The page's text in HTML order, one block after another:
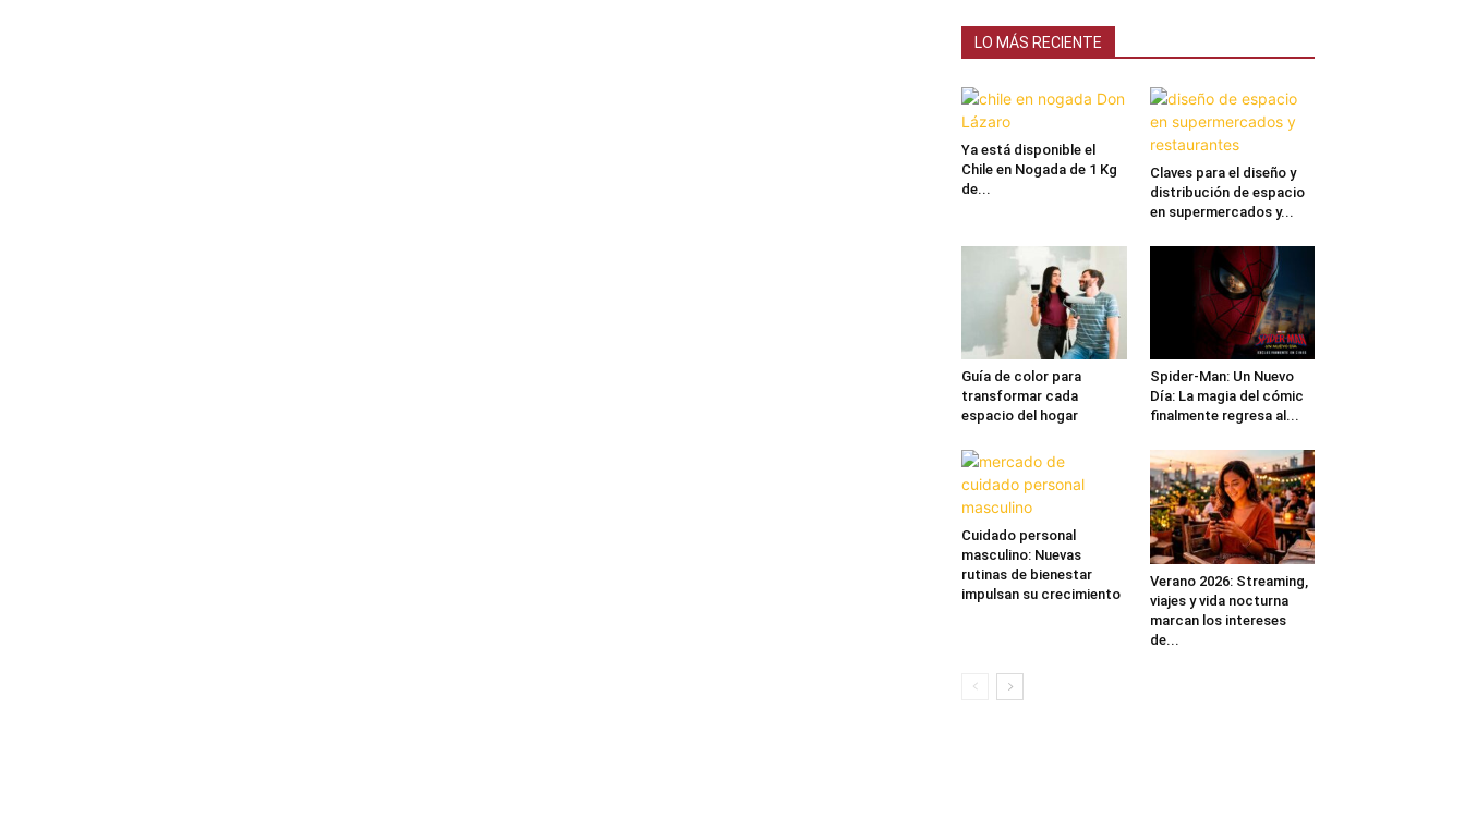
LO MÁS RECIENTE
Ya está disponible el
Chile en Nogada de 1 Kg
de...
Claves para el diseño y
distribución de espacio
en supermercados y...
Guía de color para
transformar cada
espacio del hogar
Spider-Man: Un Nuevo
Día: La magia del cómic
finalmente regresa al...
Cuidado personal
masculino: Nuevas
rutinas de bienestar
impulsan su crecimiento
Verano 2026: Streaming,
viajes y vida nocturna
marcan los intereses
de...